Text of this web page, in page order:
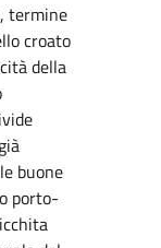
termine
croato
della
buone
porto-